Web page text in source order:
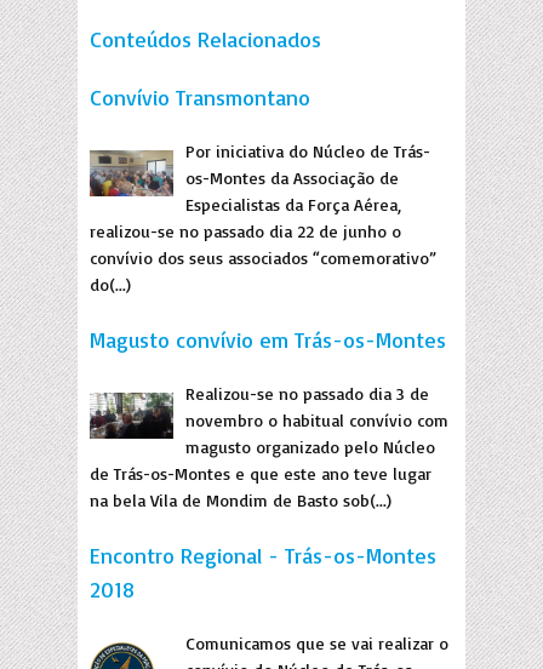
Conteúdos Relacionados
Convívio Transmontano
Por iniciativa do Núcleo de Trás-
os-Montes da Associação de
Especialistas da Força Aérea,
realizou-se no passado dia 22 de junho o
convívio dos seus associados “comemorativo”
do(...)
Magusto convívio em Trás-os-Montes
Realizou-se no passado dia 3 de
novembro o habitual convívio com
magusto organizado pelo Núcleo
de Trás-os-Montes e que este ano teve lugar
na bela Vila de Mondim de Basto sob(...)
Encontro Regional - Trás-os-Montes
2018
Comunicamos que se vai realizar o